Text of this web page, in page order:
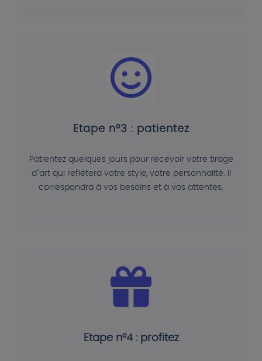
Etape n°3 : patientez
Patientez quelques jours pour recevoir votre tirage
d"art qui reflétera votre style, votre personnalité. Il
correspondra à vos besoins et à vos attentes.
Etape n°4 : profitez